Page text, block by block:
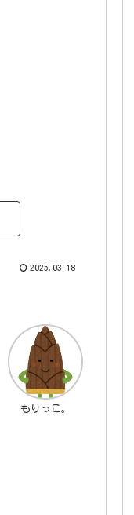
2025.03.18
もりっこ。